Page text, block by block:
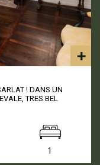
! DANS UN
TRES BEL
1